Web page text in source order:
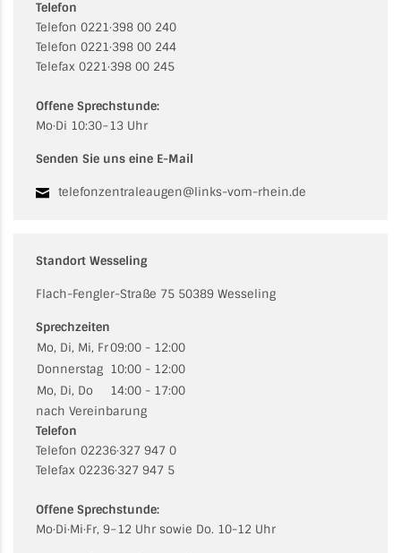
Telefon
Telefon 0221·398 00 240
Telefon 0221·398 00 244
Telefax 0221·398 00 245
Offene Sprechstunde:
Mo·Di 10:30−13 Uhr
Senden Sie uns eine E-Mail
telefonzentraleaugen@links-vom-rhein.de
Standort Wesseling
Flach-Fengler-Straße 75 50389 Wesseling
Sprechzeiten
Mo, Di, Mi, Fr09:00 - 12:00
Donnerstag 10:00 - 12:00
Mo, Di, Do
14:00 - 17:00
nach Vereinbarung
Telefon
Telefon 02236·327 947 0
Telefax 02236·327 947 5
Offene Sprechstunde:
Mo·Di·Mi·Fr, 9−12 Uhr sowie Do. 10-12 Uhr